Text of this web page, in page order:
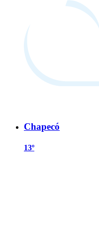
Chapecó
13º